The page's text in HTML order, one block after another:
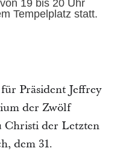
19 bis 20 Uhr
Tempelplatz statt.
Präsident Jeffrey
der Zwölf
Christi der Letzten
dem 31.